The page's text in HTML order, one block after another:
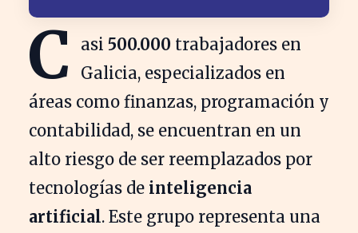
C asi 500.000 trabajadores en
Galicia, especializados en
áreas como finanzas, programación y
contabilidad, se encuentran en un
alto riesgo de ser reemplazados por
tecnologías de inteligencia
artificial. Este grupo representa una